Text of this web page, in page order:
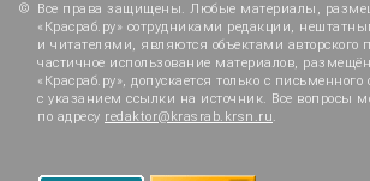
Все права защищены. Любые материалы,
«Красраб.ру» сотрудниками редакции,
и читателями, являются объектами авторского
частичное использование материалов,
«Красраб.ру», допускается только с письменного
с указанием ссылки на источник. Все вопросы
по адресу redaktor@krasrab.krsn.ru.